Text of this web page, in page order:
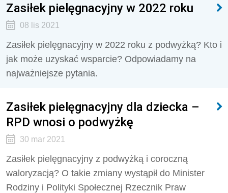
Zasiłek pielęgnacyjny w 2022 roku
08 lis 2021
Zasiłek pielęgnacyjny w 2022 roku z podwyżką? Kto i
jak może uzyskać wsparcie? Odpowiadamy na
najważniejsze pytania.
Zasiłek pielęgnacyjny dla dziecka –
RPD wnosi o podwyżkę
30 mar 2021
Zasiłek pielęgnacyjny z podwyżką i coroczną
waloryzacją? O takie zmiany wystąpił do Minister
Rodziny i Polityki Społecznej Rzecznik Praw